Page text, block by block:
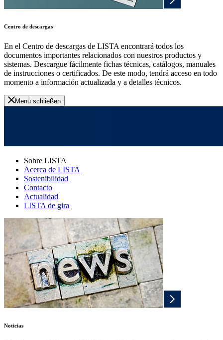
Centro de descargas
En el Centro de descargas de LISTA encontrará todos los
documentos importantes relacionados con nuestros productos y
sistemas. Descargue fácilmente fichas técnicas, catálogos, manuales
de instrucciones o certificados. De este modo, tendrá acceso en todo
momento a información actualizada y a detalles técnicos.
Menü schließen
Sobre LISTA
Acerca de LISTA
Sostenibilidad
Contacto
Actualidad
LISTA de gira
Noticias